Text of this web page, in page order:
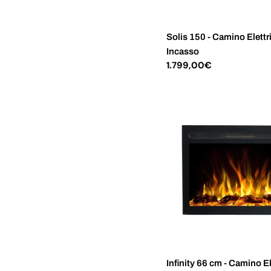
Solis 150 - Camino
Incasso
Prezzo
1.799,00€
Infinity 66 cm - Camino